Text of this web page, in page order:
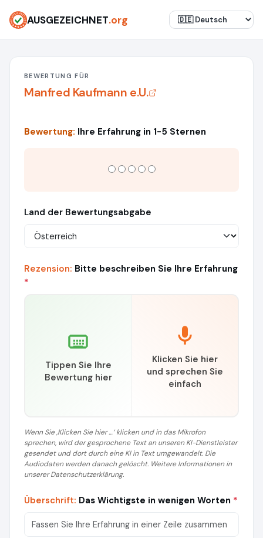
AUSGEZEICHNET.org
BEWERTUNG FÜR
Manfred Kaufmann e.U.
Bewertung: Ihre Erfahrung in 1-5 Sternen
Land der Bewertungsabgabe
Rezension: Bitte beschreiben Sie Ihre Erfahrung
*
Tippen Sie Ihre
Bewertung hier
Klicken Sie hier
und sprechen Sie
einfach
Wenn Sie ‚Klicken Sie hier …‘ klicken und in das Mikrofon
sprechen, wird der gesprochene Text an unseren KI-Dienstleister
gesendet und dort durch eine KI in Text umgewandelt. Die
Audiodaten werden danach gelöscht. Weitere Informationen in
unserer Datenschutzerklärung.
Überschrift: Das Wichtigste in wenigen Worten *